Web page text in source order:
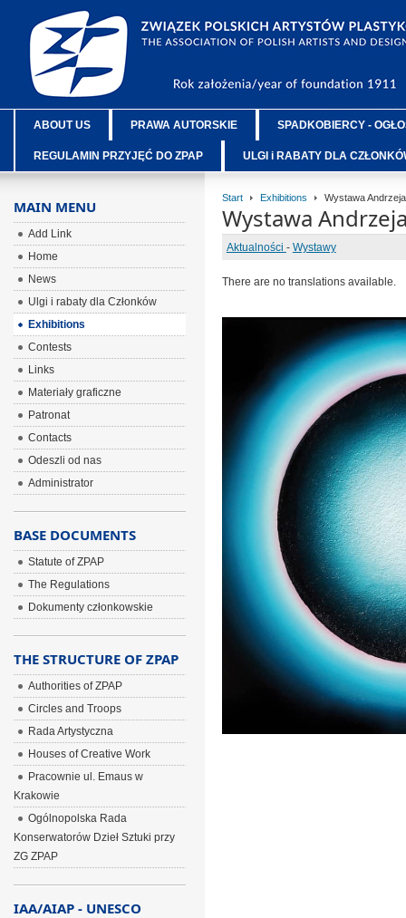
ABOUT US PRAWA AUTORSKIE SPADKOBIERCY -
REGULAMIN PRZYJĘĆ DO ZPAP ULGI i RABATY DLA
Start Exhibitions Wystawa
Wystawa
Aktualności - Wystawy
There are no translations available.
MAIN MENU
Add Link
Home
News
Ulgi i rabaty dla Członków
Exhibitions
Contests
Links
Materiały graficzne
Patronat
Contacts
Odeszli od nas
Administrator
BASE DOCUMENTS
Statute of ZPAP
The Regulations
Dokumenty członkowskie
THE STRUCTURE OF ZPAP
Authorities of ZPAP
Circles and Troops
Rada Artystyczna
Houses of Creative Work
Pracownie ul. Emaus w
Krakowie
Ogólnopolska Rada
Konserwatorów Dzieł Sztuki przy
ZG ZPAP
IAA/AIAP - UNESCO